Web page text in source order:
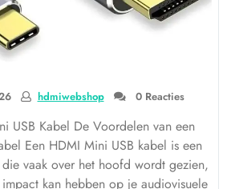
hdmiwebshop 0 Reacties
USB Kabel De Voordelen van een
Een HDMI Mini USB kabel is een
vaak over het hoofd wordt gezien,
kan hebben op je audiovisuele